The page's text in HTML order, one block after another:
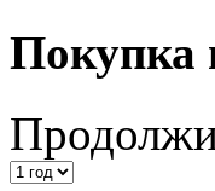
Покупка